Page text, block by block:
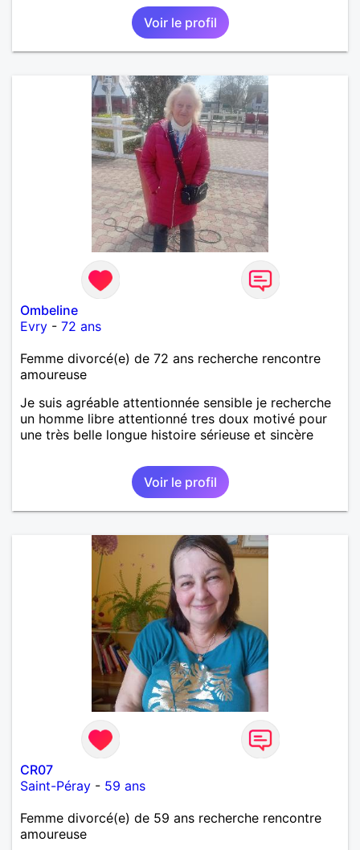
Voir le profil
Ombeline
Evry - 72 ans
Femme divorcé(e) de 72 ans recherche rencontre
amoureuse
Je suis agréable attentionnée sensible je recherche
un homme libre attentionné tres doux motivé pour
une très belle longue histoire sérieuse et sincère
Voir le profil
CR07
Saint-Péray - 59 ans
Femme divorcé(e) de 59 ans recherche rencontre
amoureuse